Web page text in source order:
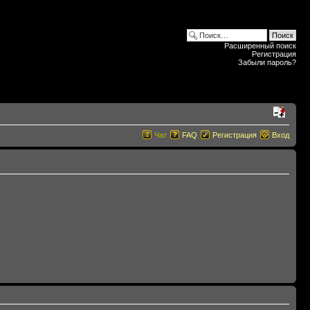
Расширенный поиск
Регистрация
Забыли пароль?
Чат FAQ Регистрация Вход